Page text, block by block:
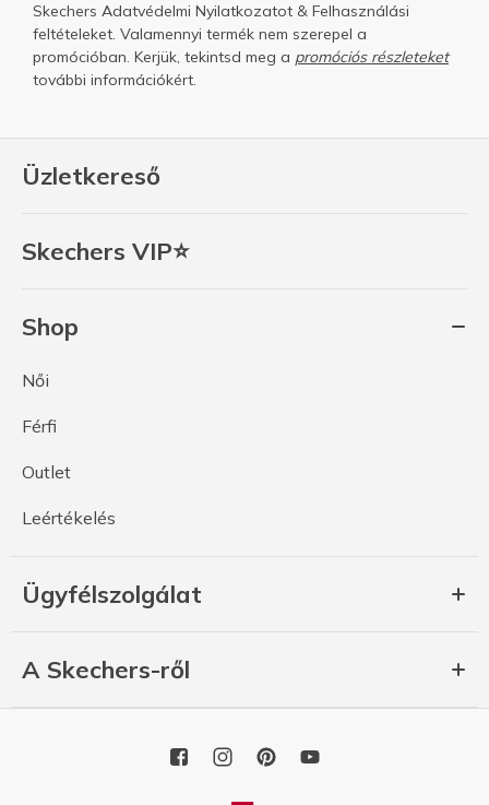
Üzletkereső
Skechers VIP⭐
Shop
Női
Férfi
Outlet
Leértékelés
Ügyfélszolgálat
A Skechers-ről
Skechers Adatvédelmi Nyilatkozatot & Felhasználási
feltételeket. Valamennyi termék nem szerepel a
promócióban. Kerjük, tekintsd meg a promóciós részleteket
további információkért.